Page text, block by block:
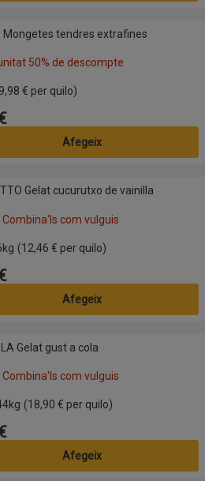
Mongetes tendres extrafines
50% de descompte
€ per quilo)
Afegeix
vainillaGelat cucurutxo de vainilla
Combina'ls com vulguis
(12,46 € per quilo)
Afegeix
Gelat gust a cola
Combina'ls com vulguis
(18,90 € per quilo)
Afegeix